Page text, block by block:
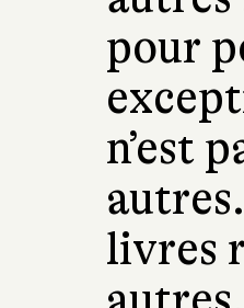
pour
n’est
livres